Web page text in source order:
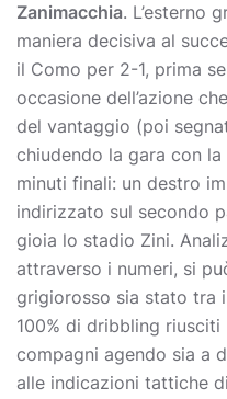
Zanimacchia. L’esterno
maniera decisiva al
il Como per 2-1, prima
occasione dell’azione
del vantaggio (poi
chiudendo la gara con
minuti finali: un destro
indirizzato sul secondo
gioia lo stadio Zini.
attraverso i numeri, si
grigiorosso sia stato tra
100% di dribbling
compagni agendo sia a
alle indicazioni tattiche